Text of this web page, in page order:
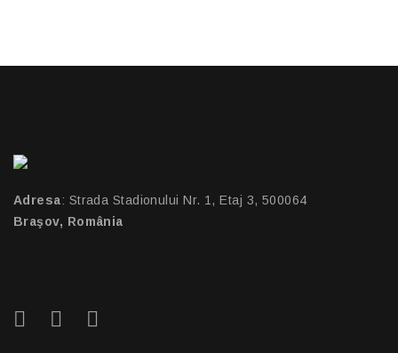
Adresa: Strada Stadionului Nr. 1, Etaj 3, 500064
Braşov, România